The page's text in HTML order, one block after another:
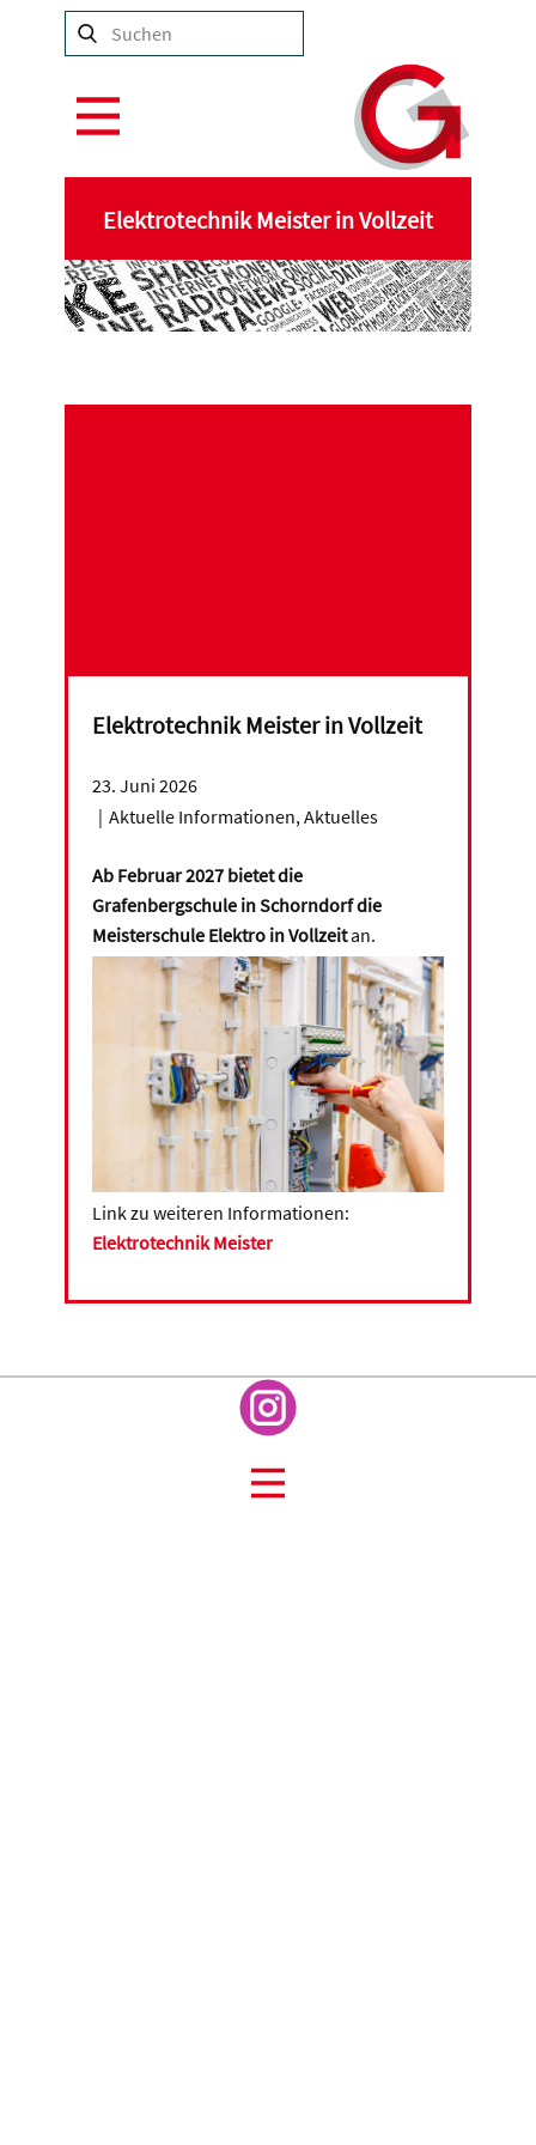
Elektrotechnik Meister in Vollzeit
Elektrotechnik Meister in Vollzeit
23. Juni 2026
Aktuelle Informationen,Aktuelles
Ab Februar 2027 bietet die
Grafenbergschule in Schorndorf die
Meisterschule Elektro in Vollzeitan.
Link zu weiteren Informationen:
Elektrotechnik Meister